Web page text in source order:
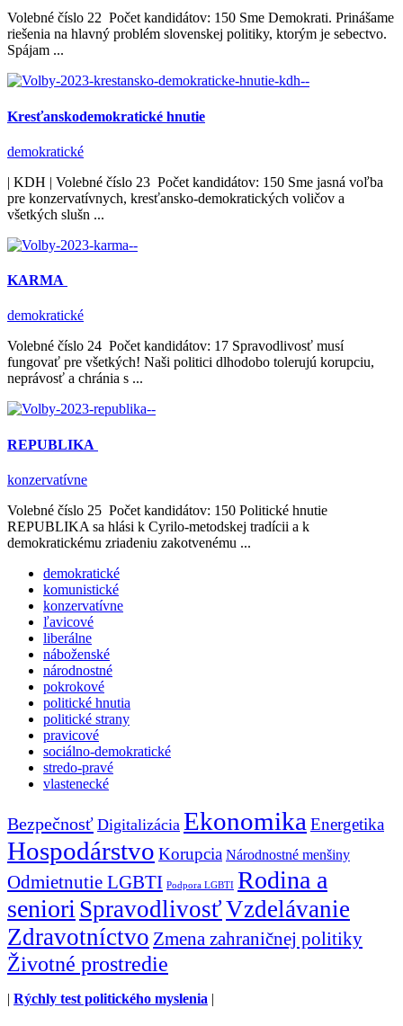
Volebné číslo 22 Počet kandidátov: 150 Sme Demokrati. Prinášame
riešenia na hlavný problém slovenskej politiky, ktorým je sebectvo.
Spájam ...
Kresťanskodemokratické hnutie
demokratické
| KDH | Volebné číslo 23 Počet kandidátov: 150 Sme jasná voľba
pre konzervatívnych, kresťansko-demokratických voličov a
všetkých slušn ...
KARMA
demokratické
Volebné číslo 24 Počet kandidátov: 17 Spravodlivosť musí
fungovať pre všetkých! Naši politici dlhodobo tolerujú korupciu,
neprávosť a chránia s ...
REPUBLIKA
konzervatívne
Volebné číslo 25 Počet kandidátov: 150 Politické hnutie
REPUBLIKA sa hlási k Cyrilo-metodskej tradícii a k
demokratickému zriadeniu zakotvenému ...
demokratické
komunistické
konzervatívne
ľavicové
liberálne
náboženské
národnostné
pokrokové
politické hnutia
politické strany
pravicové
sociálno-demokratické
stredo-pravé
vlastenecké
Bezpečnosť Digitalizácia Ekonomika Energetika
Hospodárstvo Korupcia Národnostné menšiny
Odmietnutie LGBTI Podpora LGBTI Rodina a
seniori SpravodlivosťVzdelávanie
Zdravotníctvo Zmena zahraničnej politiky
Životné prostredie
| Rýchly test politického myslenia |